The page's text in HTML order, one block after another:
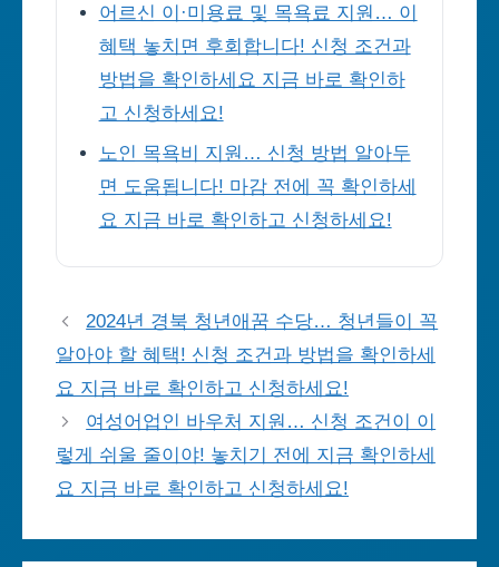
어르신 이·미용료 및 목욕료 지원… 이
혜택 놓치면 후회합니다! 신청 조건과
방법을 확인하세요 지금 바로 확인하
고 신청하세요!
노인 목욕비 지원… 신청 방법 알아두
면 도움됩니다! 마감 전에 꼭 확인하세
요 지금 바로 확인하고 신청하세요!
2024년 경북 청년애꿈 수당… 청년들이 꼭
알아야 할 혜택! 신청 조건과 방법을 확인하세
요 지금 바로 확인하고 신청하세요!
여성어업인 바우처 지원… 신청 조건이 이
렇게 쉬울 줄이야! 놓치기 전에 지금 확인하세
요 지금 바로 확인하고 신청하세요!